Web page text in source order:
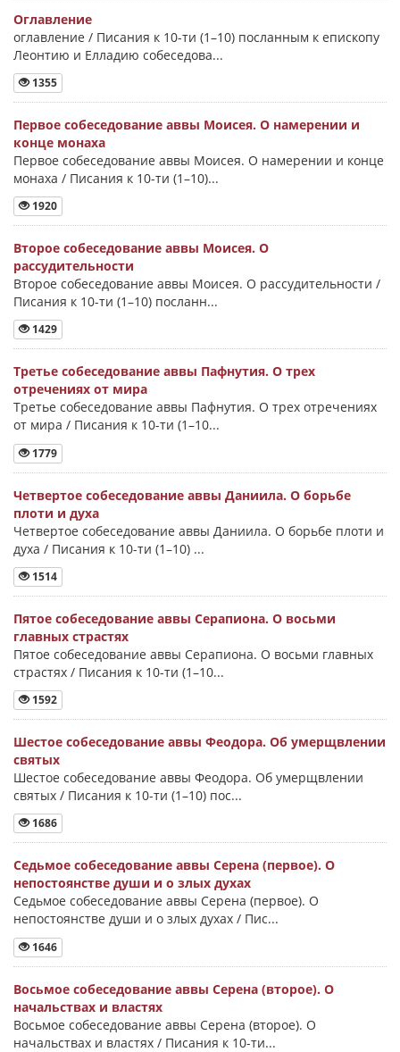
Оглавление
оглавление / Писания к 10-ти (1–10) посланным к епископу
Леонтию и Елладию собеседова...
1355
Первое собеседование аввы Моисея. О намерении и
конце монаха
Первое собеседование аввы Моисея. О намерении и конце
монаха / Писания к 10-ти (1–10)...
1920
Второе собеседование аввы Моисея. О
рассудительности
Второе собеседование аввы Моисея. О рассудительности /
Писания к 10-ти (1–10) посланн...
1429
Третье собеседование аввы Пафнутия. О трех
отречениях от мира
Третье собеседование аввы Пафнутия. О трех отречениях
от мира / Писания к 10-ти (1–10...
1779
Четвертое собеседование аввы Даниила. О борьбе
плоти и духа
Четвертое собеседование аввы Даниила. О борьбе плоти и
духа / Писания к 10-ти (1–10) ...
1514
Пятое собеседование аввы Серапиона. О восьми
главных страстях
Пятое собеседование аввы Серапиона. О восьми главных
страстях / Писания к 10-ти (1–10...
1592
Шестое собеседование аввы Феодора. Об умерщвлении
святых
Шестое собеседование аввы Феодора. Об умерщвлении
святых / Писания к 10-ти (1–10) пос...
1686
Седьмое собеседование аввы Серена (первое). О
непостоянстве души и о злых духах
Седьмое собеседование аввы Серена (первое). О
непостоянстве души и о злых духах / Пис...
1646
Восьмое собеседование аввы Серена (второе). О
начальствах и властях
Восьмое собеседование аввы Серена (второе). О
начальствах и властях / Писания к 10-ти...